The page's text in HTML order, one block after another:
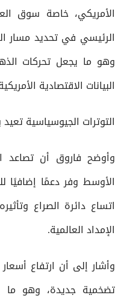
الأمريكي، خاصة سوق
الرئيسي في تحديد مسار
وهو ما يجعل تحركات
البيانات الاقتصادية
التوترات الجيوسياسية تعيد
وأوضح فاروق أن تصاعد
الأوسط وفر دعمًا إضافيًا
اتساع دائرة الصراع
الإمداد العالمية.
وأشار إلى أن ارتفاع
تضخمية جديدة، وهو ما